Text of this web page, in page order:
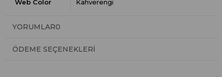
Web Color Kahverengi
YORUMLAR0
ÖDEME SEÇENEKLERI